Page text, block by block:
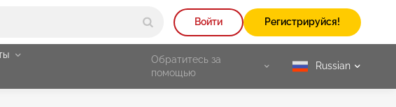
Войти Регистрируйся!
Обратитесь за
помощью
selected
Russian